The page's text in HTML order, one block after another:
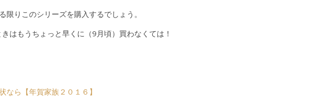
限りこのシリーズを購入するでしょう。
はもうちょっと早くに（9月頃）買わなくては！
なら【年賀家族２０１６】